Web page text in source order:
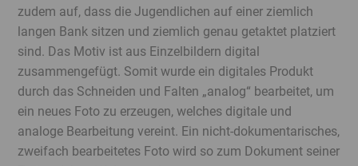
zudem auf, dass die Jugendlichen auf einer ziemlich
langen Bank sitzen und ziemlich genau getaktet platziert
sind. Das Motiv ist aus Einzelbildern digital
zusammengefügt. Somit wurde ein digitales Produkt
durch das Schneiden und Falten „analog“ bearbeitet, um
ein neues Foto zu erzeugen, welches digitale und
analoge Bearbeitung vereint. Ein nicht-dokumentarisches,
zweifach bearbeitetes Foto wird so zum Dokument seiner